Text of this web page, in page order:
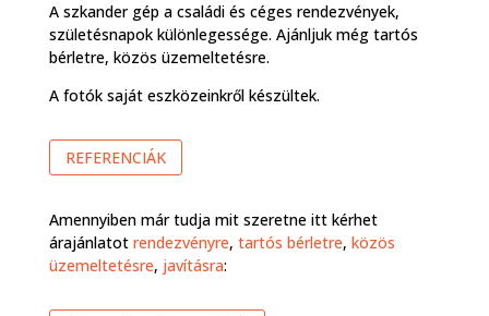
A szkander gép a családi és céges rendezvények,
születésnapok különlegessége. Ajánljuk még tartós
bérletre, közös üzemeltetésre.
A fotók saját eszközeinkről készültek.
REFERENCIÁK
Amennyiben már tudja mit szeretne itt kérhet
árajánlatot rendezvényre, tartós bérletre, közös
üzemeltetésre, javításra: